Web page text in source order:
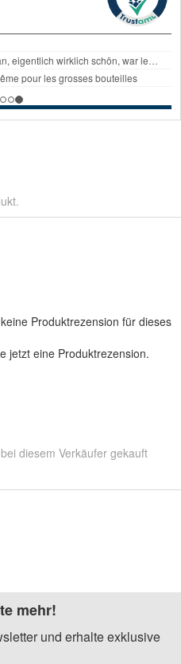
Produktrezension für dieses
jetzt eine Produktrezension.
diesem Verkäufer gekauft
mehr!
und erhalte exklusive